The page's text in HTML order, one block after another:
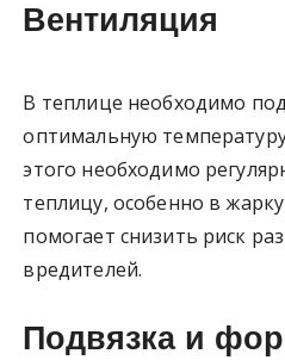
Вентиляция
В теплице необходимо
оптимальную
этого необходимо
теплицу, особенно в
помогает снизить риск
вредителей.
Подвязка и